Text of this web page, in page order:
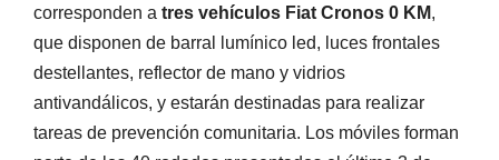
corresponden a tres vehículos Fiat Cronos 0 KM,
que disponen de barral lumínico led, luces frontales
destellantes, reflector de mano y vidrios
antivandálicos, y estarán destinadas para realizar
tareas de prevención comunitaria. Los móviles forman